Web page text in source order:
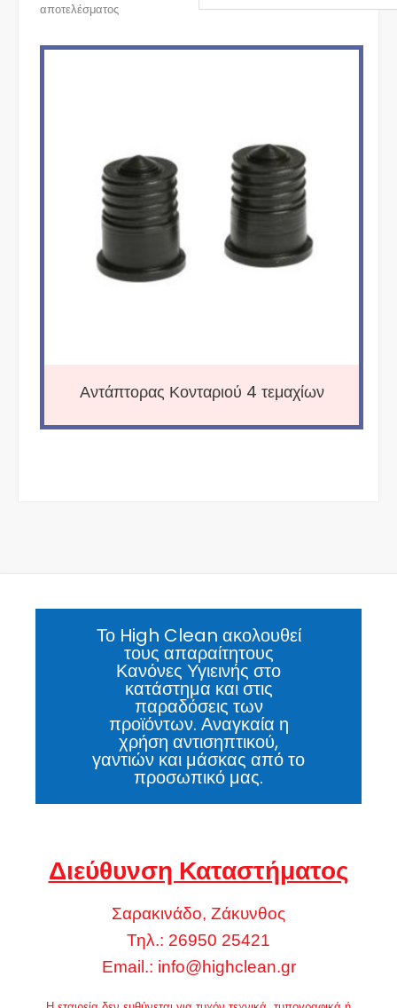
αποτελέσματος
Αντάπτορας Κονταριού 4 τεμαχίων
Το High Clean ακολουθεί
τους απαραίτητους
Κανόνες Υγιεινής στο
κατάστημα και στις
παραδόσεις των
προϊόντων. Αναγκαία η
χρήση αντισηπτικού,
γαντιών και μάσκας από το
προσωπικό μας.
Διεύθυνση Καταστήματος
Σαρακινάδο, Ζάκυνθος
Τηλ.: 26950 25421
Email.: info@highclean.gr